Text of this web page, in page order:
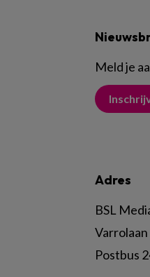
Meld je
Adres
BSL
Postbus